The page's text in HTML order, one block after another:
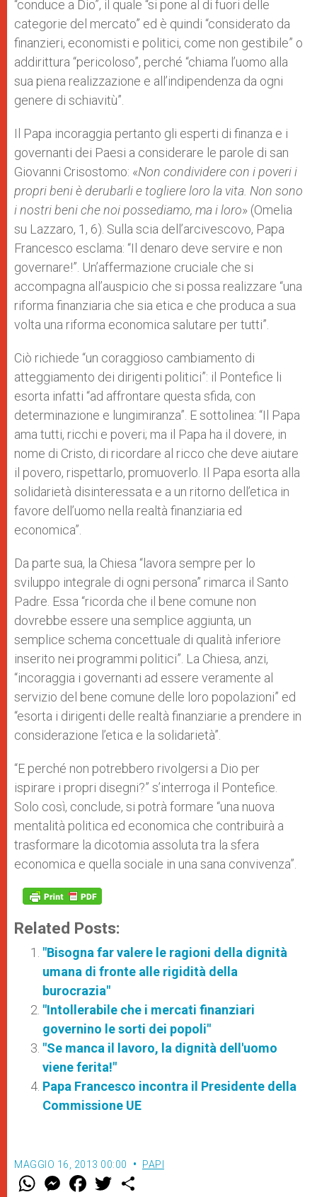
“conduce a Dio”, il quale “si pone al di fuori delle
categorie del mercato” ed è quindi “considerato da
finanzieri, economisti e politici, come non gestibile” o
addirittura “pericoloso”, perché “chiama l’uomo alla
sua piena realizzazione e all’indipendenza da ogni
genere di schiavitù”.
Il Papa incoraggia pertanto gli esperti di finanza e i
governanti dei Paesi a considerare le parole di san
Giovanni Crisostomo: «Non condividere con i poveri i
propri beni è derubarli e togliere loro la vita. Non sono
i nostri beni che noi possediamo, ma i loro» (Omelia
su Lazzaro, 1, 6). Sulla scia dell’arcivescovo, Papa
Francesco esclama: “Il denaro deve servire e non
governare!”. Un’affermazione cruciale che si
accompagna all’auspicio che si possa realizzare “una
riforma finanziaria che sia etica e che produca a sua
volta una riforma economica salutare per tutti”.
Ciò richiede “un coraggioso cambiamento di
atteggiamento dei dirigenti politici”: il Pontefice li
esorta infatti “ad affrontare questa sfida, con
determinazione e lungimiranza”. E sottolinea: “Il Papa
ama tutti, ricchi e poveri; ma il Papa ha il dovere, in
nome di Cristo, di ricordare al ricco che deve aiutare
il povero, rispettarlo, promuoverlo. Il Papa esorta alla
solidarietà disinteressata e a un ritorno dell’etica in
favore dell’uomo nella realtà finanziaria ed
economica”.
Da parte sua, la Chiesa “lavora sempre per lo
sviluppo integrale di ogni persona” rimarca il Santo
Padre. Essa “ricorda che il bene comune non
dovrebbe essere una semplice aggiunta, un
semplice schema concettuale di qualità inferiore
inserito nei programmi politici”. La Chiesa, anzi,
“incoraggia i governanti ad essere veramente al
servizio del bene comune delle loro popolazioni” ed
“esorta i dirigenti delle realtà finanziarie a prendere in
considerazione l’etica e la solidarietà”.
“E perché non potrebbero rivolgersi a Dio per
ispirare i propri disegni?” s’interroga il Pontefice.
Solo così, conclude, si potrà formare “una nuova
mentalità politica ed economica che contribuirà a
trasformare la dicotomia assoluta tra la sfera
economica e quella sociale in una sana convivenza”.
Related Posts:
"Bisogna far valere le ragioni della dignità
umana di fronte alle rigidità della
burocrazia"
"Intollerabile che i mercati finanziari
governino le sorti dei popoli"
"Se manca il lavoro, la dignità dell'uomo
viene ferita!"
Papa Francesco incontra il Presidente della
Commissione UE
MAGGIO 16, 2013 00:00 PAPI
W M
e
F
a w